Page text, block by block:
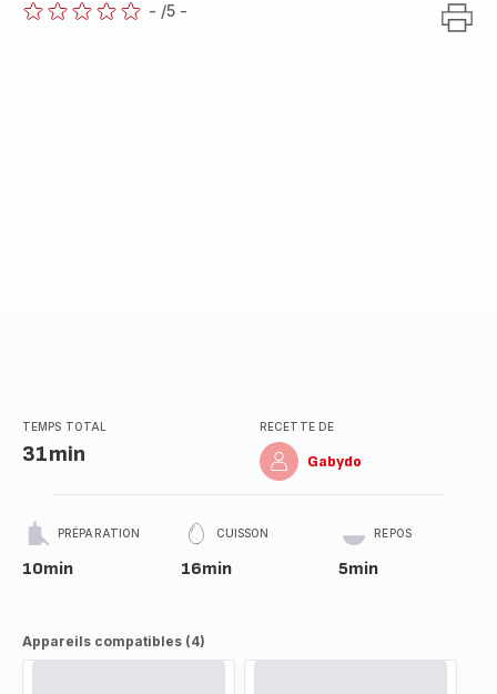
- /5 -
TEMPS TOTAL
31min
RECETTE DE
Gabydo
PRÉPARATION
10min
CUISSON
16min
REPOS
5min
Appareils compatibles (4)